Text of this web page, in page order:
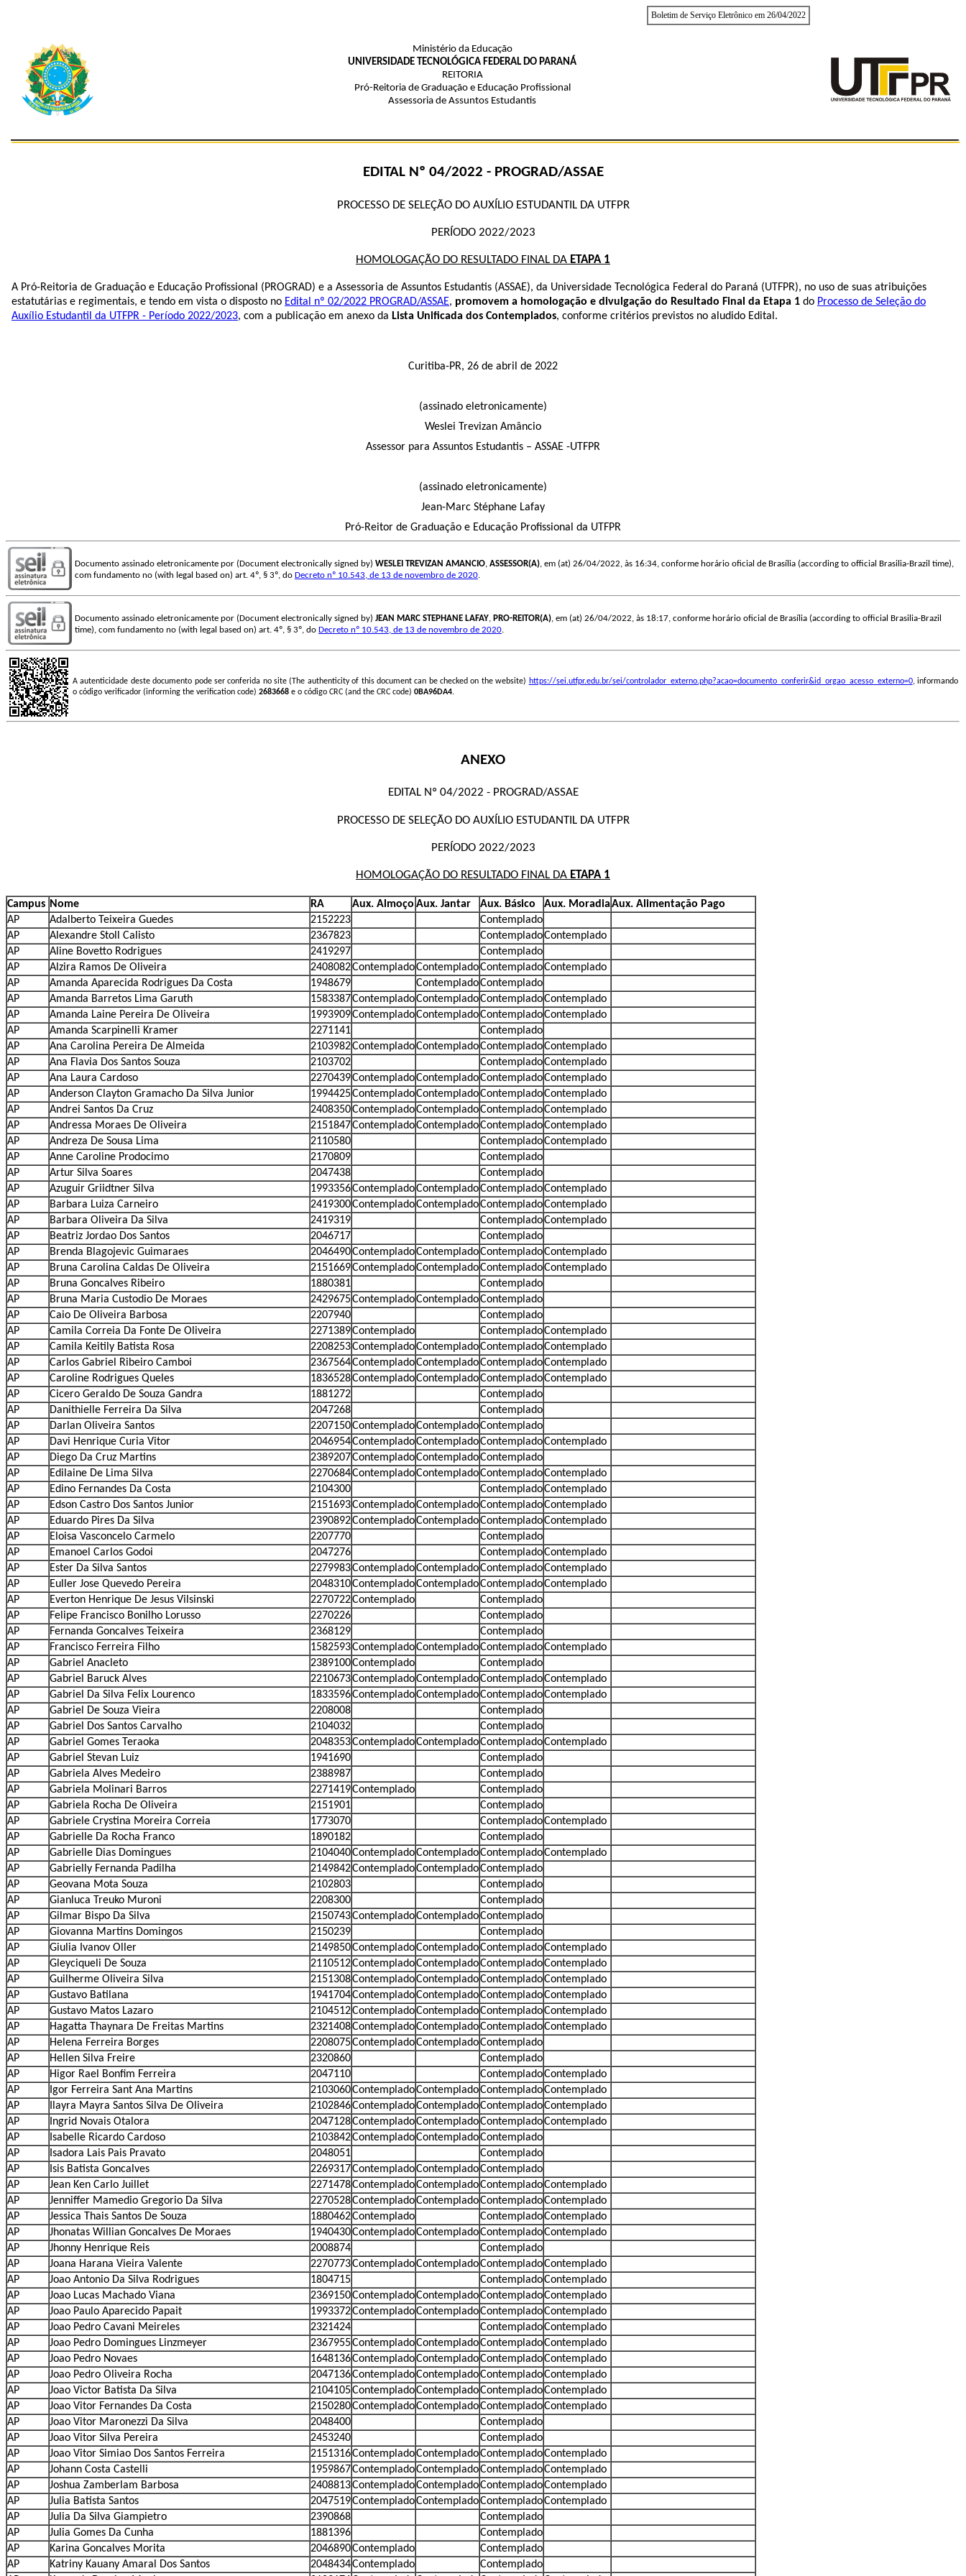
Boletim de Serviço Eletrônico em 26/04/2022
Ministério da Educação
UNIVERSIDADE TECNOLÓGICA FEDERAL DO PARANÁ
REITORIA
Pró-Reitoria de Graduação e Educação Profissional
Assessoria de Assuntos Estudantis
EDITAL Nº 04/2022 - PROGRAD/ASSAE
PROCESSO DE SELEÇÃO DO AUXÍLIO ESTUDANTIL DA UTFPR
PERÍODO 2022/2023
HOMOLOGAÇÃO DO RESULTADO FINAL DA ETAPA 1
A Pró-Reitoria de Graduação e Educação Profissional (PROGRAD) e a Assessoria de Assuntos Estudantis (ASSAE), da Universidade Tecnológica Federal do Paraná (UTFPR), no uso de suas atribuições
estatutárias e regimentais, e tendo em vista o disposto no Edital nº 02/2022 PROGRAD/ASSAE, promovem a homologação e divulgação do Resultado Final da Etapa 1 do Processo de Seleção do
Auxílio Estudantil da UTFPR - Período 2022/2023, com a publicação em anexo da Lista Unificada dos Contemplados, conforme critérios previstos no aludido Edital.
Curitiba-PR, 26 de abril de 2022
(assinado eletronicamente)
Weslei Trevizan Amâncio
Assessor para Assuntos Estudantis – ASSAE -UTFPR
(assinado eletronicamente)
Jean-Marc Stéphane Lafay
Pró-Reitor de Graduação e Educação Profissional da UTFPR
Documento assinado eletronicamente por (Document electronically signed by) WESLEI TREVIZAN AMANCIO, ASSESSOR(A), em (at) 26/04/2022, às 16:34, conforme horário oficial de Brasília (according to official Brasilia-Brazil time),
com fundamento no (with legal based on) art. 4º, § 3º, do Decreto nº 10.543, de 13 de novembro de 2020.
Documento assinado eletronicamente por (Document electronically signed by) JEAN MARC STEPHANE LAFAY, PRO-REITOR(A), em (at) 26/04/2022, às 18:17, conforme horário oficial de Brasília (according to official Brasilia-Brazil
time), com fundamento no (with legal based on) art. 4º, § 3º, do Decreto nº 10.543, de 13 de novembro de 2020.
A autenticidade deste documento pode ser conferida no site (The authenticity of this document can be checked on the website) https://sei.utfpr.edu.br/sei/controlador_externo.php?acao=documento_conferir&id_orgao_acesso_externo=0, informando
o código verificador (informing the verification code) 2683668 e o código CRC (and the CRC code) 0BA96DA4.
ANEXO
EDITAL Nº 04/2022 - PROGRAD/ASSAE
PROCESSO DE SELEÇÃO DO AUXÍLIO ESTUDANTIL DA UTFPR
PERÍODO 2022/2023
HOMOLOGAÇÃO DO RESULTADO FINAL DA ETAPA 1
Campus Nome RA Aux. Almoço Aux. Jantar Aux. Básico Aux. MoradiaAux. Alimentação Pago
AP
Adalberto Teixeira Guedes 2152223
Contemplado
AP
Alexandre Stoll Calisto 2367823 ContempladoContemplado
AP
Aline Bovetto Rodrigues 2419297
Contemplado
AP
Alzira Ramos De Oliveira 2408082ContempladoContempladoContempladoContemplado
AP
Amanda Aparecida Rodrigues Da Costa 1948679 ContempladoContemplado
AP
Amanda Barretos Lima Garuth 1583387ContempladoContempladoContempladoContemplado
AP
Amanda Laine Pereira De Oliveira 1993909ContempladoContempladoContempladoContemplado
AP
Amanda Scarpinelli Kramer 2271141
Contemplado
AP
Ana Carolina Pereira De Almeida 2103982ContempladoContempladoContempladoContemplado
AP
Ana Flavia Dos Santos Souza 2103702 ContempladoContemplado
AP
Ana Laura Cardoso 2270439ContempladoContempladoContempladoContemplado
AP
Anderson Clayton Gramacho Da Silva Junior 1994425ContempladoContempladoContempladoContemplado
AP
Andrei Santos Da Cruz 2408350ContempladoContempladoContempladoContemplado
AP
Andressa Moraes De Oliveira 2151847ContempladoContempladoContempladoContemplado
AP
Andreza De Sousa Lima 2110580 ContempladoContemplado
AP
Anne Caroline Prodocimo 2170809
Contemplado
AP
Artur Silva Soares 2047438
Contemplado
AP
Azuguir Griidtner Silva 1993356ContempladoContempladoContempladoContemplado
AP
Barbara Luiza Carneiro 2419300ContempladoContempladoContempladoContemplado
AP
Barbara Oliveira Da Silva 2419319 ContempladoContemplado
AP
Beatriz Jordao Dos Santos 2046717
Contemplado
AP
Brenda Blagojevic Guimaraes 2046490ContempladoContempladoContempladoContemplado
AP
Bruna Carolina Caldas De Oliveira 2151669ContempladoContempladoContempladoContemplado
AP
Bruna Goncalves Ribeiro 1880381
Contemplado
AP
Bruna Maria Custodio De Moraes 2429675ContempladoContempladoContemplado
AP
Caio De Oliveira Barbosa 2207940
Contemplado
AP
Camila Correia Da Fonte De Oliveira 2271389Contemplado ContempladoContemplado
AP
Camila Keitily Batista Rosa 2208253ContempladoContempladoContempladoContemplado
AP
Carlos Gabriel Ribeiro Camboi 2367564ContempladoContempladoContempladoContemplado
AP
Caroline Rodrigues Queles 1836528ContempladoContempladoContempladoContemplado
AP
Cicero Geraldo De Souza Gandra 1881272
Contemplado
AP
Danithielle Ferreira Da Silva 2047268
Contemplado
AP
Darlan Oliveira Santos 2207150ContempladoContempladoContemplado
AP
Davi Henrique Curia Vitor 2046954ContempladoContempladoContempladoContemplado
AP
Diego Da Cruz Martins 2389207ContempladoContempladoContemplado
AP
Edilaine De Lima Silva 2270684ContempladoContempladoContempladoContemplado
AP
Edino Fernandes Da Costa 2104300 ContempladoContemplado
AP
Edson Castro Dos Santos Junior 2151693ContempladoContempladoContempladoContemplado
AP
Eduardo Pires Da Silva 2390892ContempladoContempladoContempladoContemplado
AP
Eloisa Vasconcelo Carmelo 2207770
Contemplado
AP
Emanoel Carlos Godoi 2047276 ContempladoContemplado
AP
Ester Da Silva Santos 2279983ContempladoContempladoContempladoContemplado
AP
Euller Jose Quevedo Pereira 2048310ContempladoContempladoContempladoContemplado
AP
Everton Henrique De Jesus Vilsinski 2270722Contemplado
Contemplado
AP
Felipe Francisco Bonilho Lorusso 2270226
Contemplado
AP
Fernanda Goncalves Teixeira 2368129
Contemplado
AP
Francisco Ferreira Filho 1582593ContempladoContempladoContempladoContemplado
AP
Gabriel Anacleto 2389100Contemplado
Contemplado
AP
Gabriel Baruck Alves 2210673ContempladoContempladoContempladoContemplado
AP
Gabriel Da Silva Felix Lourenco 1833596ContempladoContempladoContempladoContemplado
AP
Gabriel De Souza Vieira 2208008
Contemplado
AP
Gabriel Dos Santos Carvalho 2104032
Contemplado
AP
Gabriel Gomes Teraoka 2048353ContempladoContempladoContempladoContemplado
AP
Gabriel Stevan Luiz 1941690
Contemplado
AP
Gabriela Alves Medeiro 2388987
Contemplado
AP
Gabriela Molinari Barros 2271419Contemplado
Contemplado
AP
Gabriela Rocha De Oliveira 2151901
Contemplado
AP
Gabriele Crystina Moreira Correia 1773070 ContempladoContemplado
AP
Gabrielle Da Rocha Franco 1890182
Contemplado
AP
Gabrielle Dias Domingues 2104040ContempladoContempladoContempladoContemplado
AP
Gabrielly Fernanda Padilha 2149842ContempladoContempladoContemplado
AP
Geovana Mota Souza 2102803
Contemplado
AP
Gianluca Treuko Muroni 2208300
Contemplado
AP
Gilmar Bispo Da Silva 2150743ContempladoContempladoContemplado
AP
Giovanna Martins Domingos 2150239
Contemplado
AP
Giulia Ivanov Oller 2149850ContempladoContempladoContempladoContemplado
AP
Gleyciqueli De Souza 2110512ContempladoContempladoContempladoContemplado
AP
Guilherme Oliveira Silva 2151308ContempladoContempladoContempladoContemplado
AP
Gustavo Batilana 1941704ContempladoContempladoContempladoContemplado
AP
Gustavo Matos Lazaro 2104512ContempladoContempladoContempladoContemplado
AP
Hagatta Thaynara De Freitas Martins 2321408ContempladoContempladoContempladoContemplado
AP
Helena Ferreira Borges 2208075ContempladoContempladoContemplado
AP
Hellen Silva Freire 2320860
Contemplado
AP
Higor Rael Bonfim Ferreira 2047110 ContempladoContemplado
AP
Igor Ferreira Sant Ana Martins 2103060ContempladoContempladoContempladoContemplado
AP
Ilayra Mayra Santos Silva De Oliveira 2102846ContempladoContempladoContempladoContemplado
AP
Ingrid Novais Otalora 2047128ContempladoContempladoContempladoContemplado
AP
Isabelle Ricardo Cardoso 2103842ContempladoContempladoContemplado
AP
Isadora Lais Pais Pravato 2048051
Contemplado
AP
Isis Batista Goncalves 2269317ContempladoContempladoContemplado
AP
Jean Ken Carlo Juillet 2271478ContempladoContempladoContempladoContemplado
AP
Jenniffer Mamedio Gregorio Da Silva 2270528ContempladoContempladoContempladoContemplado
AP
Jessica Thais Santos De Souza 1880462Contemplado ContempladoContemplado
AP
Jhonatas Willian Goncalves De Moraes 1940430ContempladoContempladoContempladoContemplado
AP
Jhonny Henrique Reis 2008874
Contemplado
AP
Joana Harana Vieira Valente 2270773ContempladoContempladoContempladoContemplado
AP
Joao Antonio Da Silva Rodrigues 1804715 ContempladoContemplado
AP
Joao Lucas Machado Viana 2369150ContempladoContempladoContempladoContemplado
AP
Joao Paulo Aparecido Papait 1993372ContempladoContempladoContempladoContemplado
AP
Joao Pedro Cavani Meireles 2321424 ContempladoContemplado
AP
Joao Pedro Domingues Linzmeyer 2367955ContempladoContempladoContempladoContemplado
AP
Joao Pedro Novaes 1648136ContempladoContempladoContempladoContemplado
AP
Joao Pedro Oliveira Rocha 2047136ContempladoContempladoContempladoContemplado
AP
Joao Victor Batista Da Silva 2104105ContempladoContempladoContempladoContemplado
AP
Joao Vitor Fernandes Da Costa 2150280ContempladoContempladoContempladoContemplado
AP
Joao Vitor Maronezzi Da Silva 2048400
Contemplado
AP
Joao Vitor Silva Pereira 2453240
Contemplado
AP
Joao Vitor Simiao Dos Santos Ferreira 2151316ContempladoContempladoContempladoContemplado
AP
Johann Costa Castelli 1959867ContempladoContempladoContempladoContemplado
AP
Joshua Zamberlam Barbosa 2408813ContempladoContempladoContempladoContemplado
AP
Julia Batista Santos 2047519ContempladoContempladoContempladoContemplado
AP
Julia Da Silva Giampietro 2390868
Contemplado
AP
Julia Gomes Da Cunha 1881396
Contemplado
AP
Karina Goncalves Morita 2046890Contemplado
Contemplado
AP
Katriny Kauany Amaral Dos Santos 2048434Contemplado
Contemplado